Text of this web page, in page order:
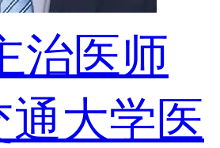
治医师
通大学医